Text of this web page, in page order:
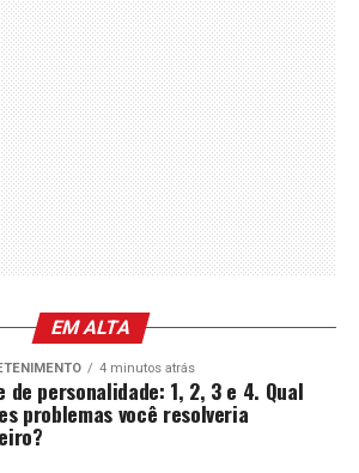
EM ALTA
4 minutos atrás
de personalidade: 1, 2, 3 e 4. Qual
problemas você resolveria